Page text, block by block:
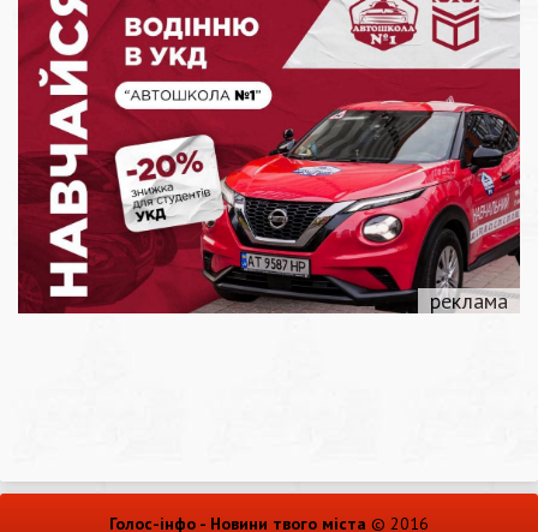
Голос-інфо - Новини твого міста © 2016